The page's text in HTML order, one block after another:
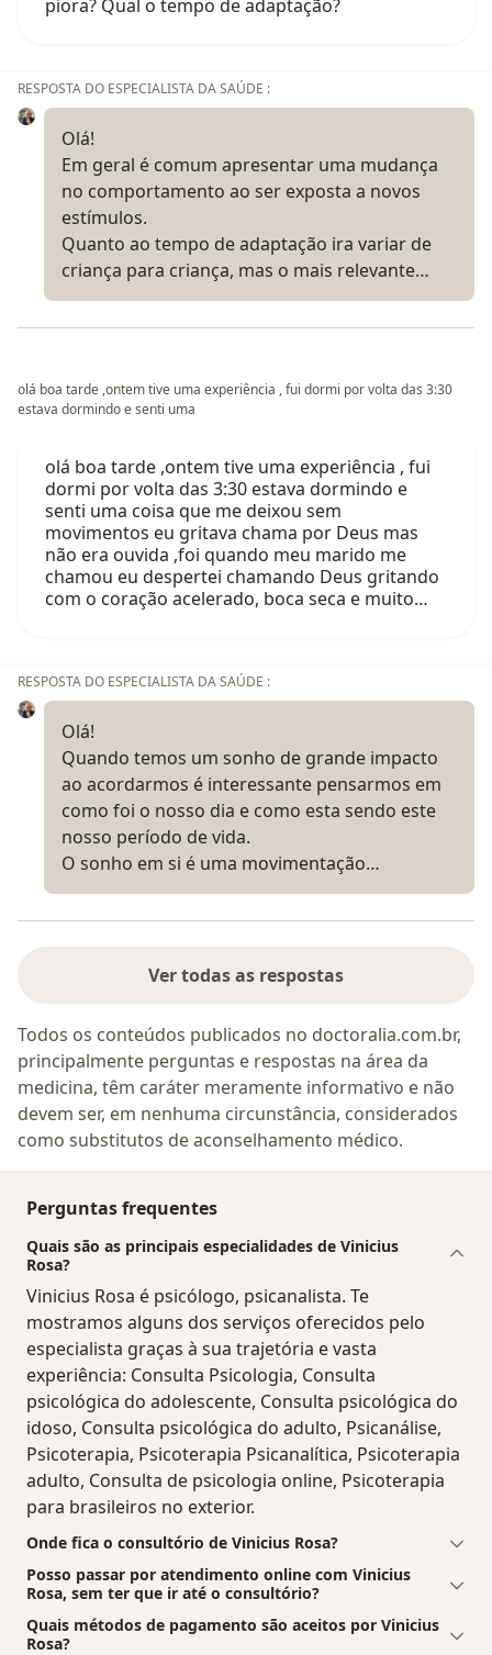
piora? Qual o tempo de adaptação?
RESPOSTA DO ESPECIALISTA DA SAÚDE :
Olá!
Em geral é comum apresentar uma mudança
no comportamento ao ser exposta a novos
estímulos.
Quanto ao tempo de adaptação ira variar de
criança para criança, mas o mais relevante…
olá boa tarde ,ontem tive uma experiência , fui dormi por volta das 3:30
estava dormindo e senti uma
olá boa tarde ,ontem tive uma experiência , fui
dormi por volta das 3:30 estava dormindo e
senti uma coisa que me deixou sem
movimentos eu gritava chama por Deus mas
não era ouvida ,foi quando meu marido me
chamou eu despertei chamando Deus gritando
com o coração acelerado, boca seca e muito…
RESPOSTA DO ESPECIALISTA DA SAÚDE :
Olá!
Quando temos um sonho de grande impacto
ao acordarmos é interessante pensarmos em
como foi o nosso dia e como esta sendo este
nosso período de vida.
O sonho em si é uma movimentação…
Ver todas as respostas
Todos os conteúdos publicados no doctoralia.com.br,
principalmente perguntas e respostas na área da
medicina, têm caráter meramente informativo e não
devem ser, em nenhuma circunstância, considerados
como substitutos de aconselhamento médico.
Perguntas frequentes
Quais são as principais especialidades de Vinicius
Rosa?
Vinicius Rosa é psicólogo, psicanalista. Te
mostramos alguns dos serviços oferecidos pelo
especialista graças à sua trajetória e vasta
experiência: Consulta Psicologia, Consulta
psicológica do adolescente, Consulta psicológica do
idoso, Consulta psicológica do adulto, Psicanálise,
Psicoterapia, Psicoterapia Psicanalítica, Psicoterapia
adulto, Consulta de psicologia online, Psicoterapia
para brasileiros no exterior.
Onde fica o consultório de Vinicius Rosa?
Posso passar por atendimento online com Vinicius
Rosa, sem ter que ir até o consultório?
Quais métodos de pagamento são aceitos por Vinicius
Rosa?